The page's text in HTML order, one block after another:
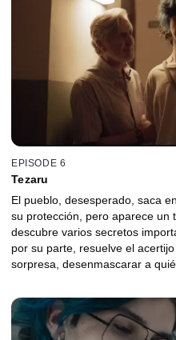
EPISODE 6
Tezaru
El pueblo, desesperado, saca
su protección, pero aparece un
descubre varios secretos
por su parte, resuelve el
sorpresa, desenmascarar a